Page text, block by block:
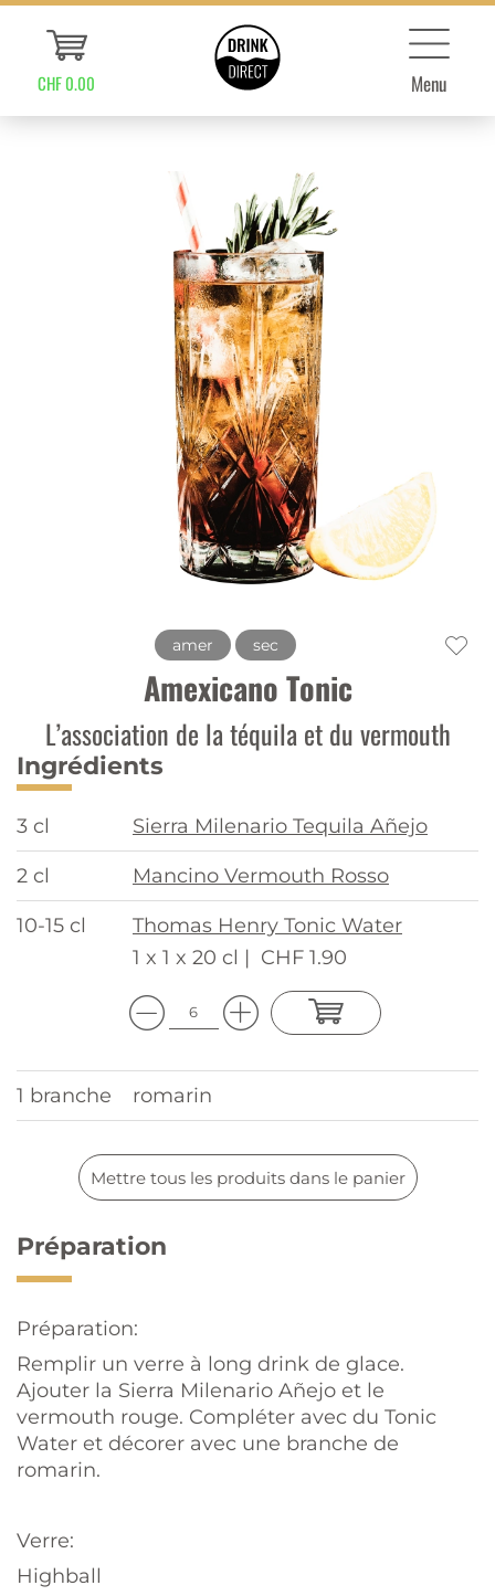
CHF 0.00 Menu
amer sec
Amexicano Tonic
L’association de la téquila et du vermouth
Ingrédients
3 cl Sierra Milenario Tequila Añejo
2 cl Mancino Vermouth Rosso
10-15 cl
Thomas Henry Tonic Water
1 x 1 x 20 cl | CHF 1.90
1 branche romarin
Mettre tous les produits dans le panier
Préparation
Préparation:
Remplir un verre à long drink de glace.
Ajouter la Sierra Milenario Añejo et le
vermouth rouge. Compléter avec du Tonic
Water et décorer avec une branche de
romarin.
Verre:
Highball